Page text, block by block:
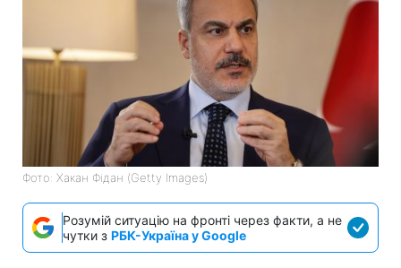
Фото: Хакан Фідан (Getty Images)
Розумій ситуацію на фронті через факти, а не
чутки з РБК-Україна у Google